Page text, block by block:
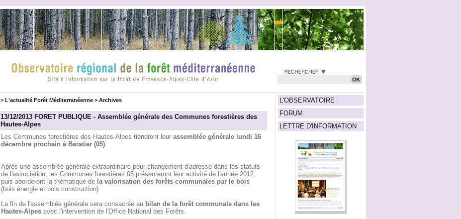
L'OBSERVATOIRE
FORUM
LETTRE D'INFORMATION
> L'actualité Forêt Méditerranéenne> Archives
13/12/2013 FORET PUBLIQUE - Assemblée générale des Communes forestières des
Hautes-Alpes
Les Communes forestières des Hautes-Alpes tiendront leur assemblée générale lundi 16
décembre prochain à Baratier (05).
Après une assemblée générale extraordinaire pour changement d'adresse dans les statuts
de l'association, les Communes forestières 05 présenteront leur activité de l'année 2012,
puis aborderont la thématique de la valorisation des forêts communales par le bois
(bois énergie et bois construction).
La fin de l'assemblée générale sera consacrée au bilan de la forêt communale dans les
Hautes-Alpesavec l'intervention de l'Office National des Forêts.